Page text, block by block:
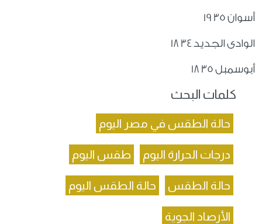
أسوان 35 19
الوادى الجديد 34 18
أبوسمبل 35 18
كلمات البحث
حالة الطقس في مصر اليوم
درجات الحرارة اليوم طقس اليوم
حالة الطقس حالة الطقس اليوم
الأرصاد الجوية